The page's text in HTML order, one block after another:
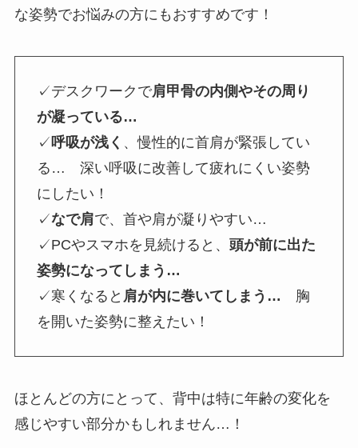
な姿勢でお悩みの方にもおすすめです！
✓デスクワークで肩甲骨の内側やその周り
が凝っている…
✓ 呼吸が浅く 、慢性的に首肩が緊張してい
る… 深い呼吸に改善して疲れにくい姿勢
にしたい！
✓なで肩で、首や肩が凝りやすい…
✓PCやスマホを見続けると、 頭が前に出た
姿勢になってしまう…
✓寒くなると 肩が内に巻いてしまう… 胸
を開いた姿勢に整えたい！
ほとんどの方にとって、背中は特に年齢の変化を
感じやすい部分かもしれません…！